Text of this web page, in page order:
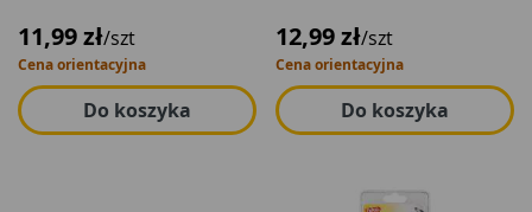
11,99 zł/szt
Cena orientacyjna
Do koszyka
12,99 zł/szt
Cena orientacyjna
Do koszyka